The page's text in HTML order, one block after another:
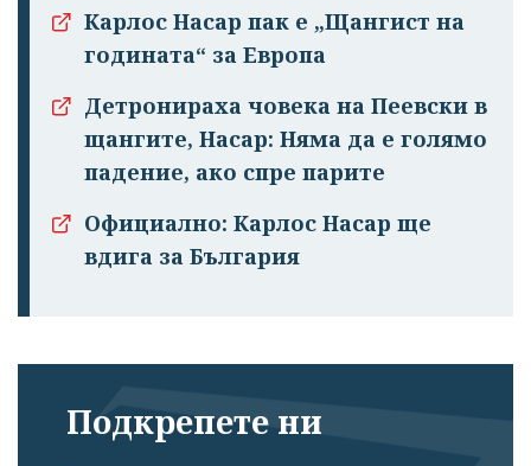
Карлос Насар пак е „Щангист на
годината“ за Европа
Детронираха човека на Пеевски в
щангите, Насар: Няма да е голямо
падение, ако спре парите
Официално: Карлос Насар ще
вдига за България
Подкрепете ни